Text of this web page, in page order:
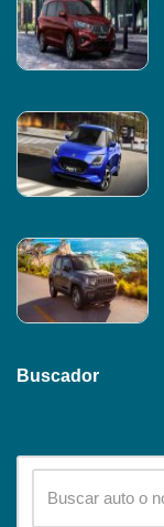
Buscador